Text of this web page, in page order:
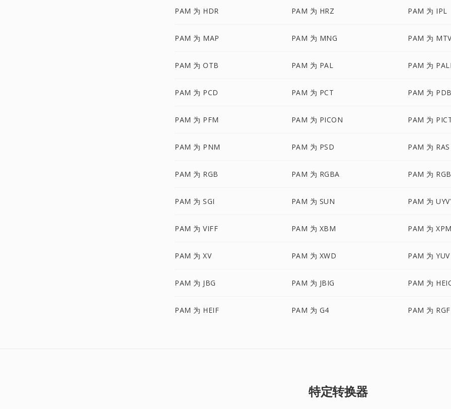
PAM 为 HDR PAM 为 HRZ PAM 为 IPL
PAM 为 MAP PAM 为 MNG PAM 为
PAM 为 OTB PAM 为 PAL PAM 为
PAM 为 PCD PAM 为 PCT PAM 为 PDB
PAM 为 PFM PAM 为 PICON PAM 为
PAM 为 PNM PAM 为 PSD PAM 为 RAS
PAM 为 RGB PAM 为 RGBA PAM 为
PAM 为 SGI PAM 为 SUN PAM 为
PAM 为 VIFF PAM 为 XBM PAM 为 XPM
PAM 为 XV PAM 为 XWD PAM 为 YUV
PAM 为 JBG PAM 为 JBIG PAM 为
PAM 为 HEIF PAM 为 G4 PAM 为 RGF
特定转换器